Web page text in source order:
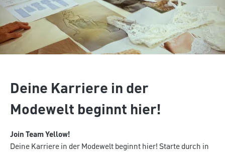
Deine Karriere in der
Modewelt beginnt hier!
Join Team Yellow!
Deine Karriere in der Modewelt beginnt hier! Starte durch in